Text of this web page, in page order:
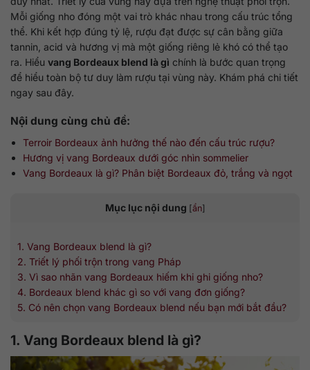
Mỗi giống nho đóng một vai trò khác nhau trong cấu trúc tổng
thể. Khi kết hợp đúng tỷ lệ, rượu đạt được sự cân bằng giữa
tannin, acid và hương vị mà một giống riêng lẻ khó có thể tạo
ra. Hiểu vang Bordeaux blend là gì chính là bước quan trọng
để hiểu toàn bộ tư duy làm rượu tại vùng này. Khám phá chi tiết
ngay sau đây.
Nội dung cùng chủ đề:
Terroir Bordeaux ảnh hưởng thế nào đến cấu trúc rượu?
Hương vị vang Bordeaux dưới góc nhìn sommelier
Vang Bordeaux là gì? Phân biệt Bordeaux đỏ, trắng và ngọt
Mục lục nội dung [ẩn]
1. Vang Bordeaux blend là gì?
2. Triết lý phối trộn trong vang Pháp
3. Vì sao nhãn vang Bordeaux hiếm khi ghi giống nho?
4. Bordeaux blend khác gì so với vang đơn giống?
5. Có nên chọn vang Bordeaux blend nếu bạn mới bắt đầu?
1. Vang Bordeaux blend là gì?